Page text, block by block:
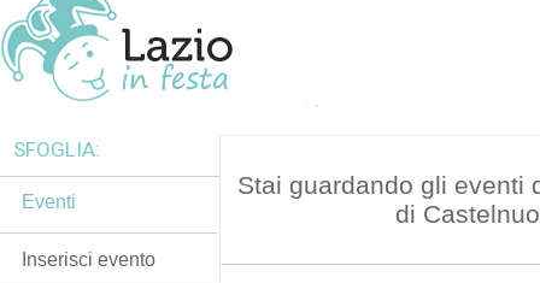
Stai guardando gli eventi
di
SFOGLIA:
Eventi
Inserisci evento